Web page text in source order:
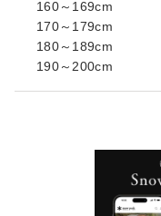
160～169cm
170～179cm
180～189cm
190～200cm